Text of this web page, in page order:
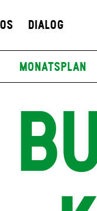
Dialog
Monatsplan